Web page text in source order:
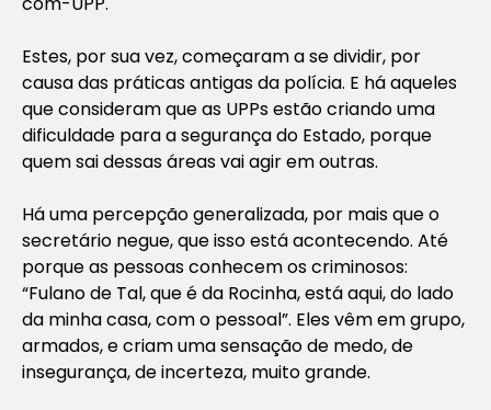
Estes, por sua vez, começaram a se dividir, por
causa das práticas antigas da polícia. E há aqueles
que consideram que as UPPs estão criando uma
dificuldade para a segurança do Estado, porque
quem sai dessas áreas vai agir em outras.
Há uma percepção generalizada, por mais que o
secretário negue, que isso está acontecendo. Até
porque as pessoas conhecem os criminosos:
“Fulano de Tal, que é da Rocinha, está aqui, do lado
da minha casa, com o pessoal”. Eles vêm em grupo,
armados, e criam uma sensação de medo, de
insegurança, de incerteza, muito grande.